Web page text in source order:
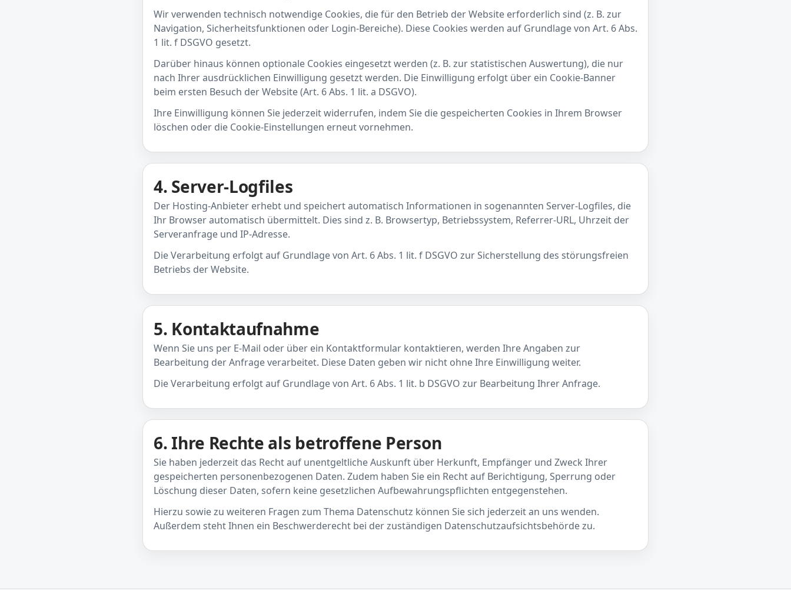
Wir verwenden technisch notwendige Cookies, die für den Betrieb der Website erforderlich sind (z. B. zur
Navigation, Sicherheitsfunktionen oder Login-Bereiche). Diese Cookies werden auf Grundlage von Art. 6 Abs.
1 lit. f DSGVO gesetzt.
Darüber hinaus können optionale Cookies eingesetzt werden (z. B. zur statistischen Auswertung), die nur
nach Ihrer ausdrücklichen Einwilligung gesetzt werden. Die Einwilligung erfolgt über ein Cookie-Banner
beim ersten Besuch der Website (Art. 6 Abs. 1 lit. a DSGVO).
Ihre Einwilligung können Sie jederzeit widerrufen, indem Sie die gespeicherten Cookies in Ihrem Browser
löschen oder die Cookie-Einstellungen erneut vornehmen.
4. Server-Logfiles
Der Hosting-Anbieter erhebt und speichert automatisch Informationen in sogenannten Server-Logfiles, die
Ihr Browser automatisch übermittelt. Dies sind z. B. Browsertyp, Betriebssystem, Referrer-URL, Uhrzeit der
Serveranfrage und IP-Adresse.
Die Verarbeitung erfolgt auf Grundlage von Art. 6 Abs. 1 lit. f DSGVO zur Sicherstellung des störungsfreien
Betriebs der Website.
5. Kontaktaufnahme
Wenn Sie uns per E-Mail oder über ein Kontaktformular kontaktieren, werden Ihre Angaben zur
Bearbeitung der Anfrage verarbeitet. Diese Daten geben wir nicht ohne Ihre Einwilligung weiter.
Die Verarbeitung erfolgt auf Grundlage von Art. 6 Abs. 1 lit. b DSGVO zur Bearbeitung Ihrer Anfrage.
6. Ihre Rechte als betroffene Person
Sie haben jederzeit das Recht auf unentgeltliche Auskunft über Herkunft, Empfänger und Zweck Ihrer
gespeicherten personenbezogenen Daten. Zudem haben Sie ein Recht auf Berichtigung, Sperrung oder
Löschung dieser Daten, sofern keine gesetzlichen Aufbewahrungspflichten entgegenstehen.
Hierzu sowie zu weiteren Fragen zum Thema Datenschutz können Sie sich jederzeit an uns wenden.
Außerdem steht Ihnen ein Beschwerderecht bei der zuständigen Datenschutzaufsichtsbehörde zu.